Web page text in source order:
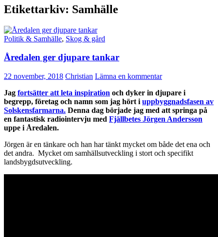
Etikettarkiv: Samhälle
Politik & Samhälle, Skog & gård
Åredalen ger djupare tankar
22 november, 2018 Christian Lämna en kommentar
Jag fortsätter att leta inspiration och dyker in djupare i
begrepp, företag och namn som jag hört i uppbyggnadsfasen av
Solskensfarmarna. Denna dag började jag med att springa på
en fantastisk radiointervju med Fjällbetes Jörgen Andersson
uppe i Åredalen.
Jörgen är en tänkare och han har tänkt mycket om både det ena och
det andra. Mycket om samhällsutveckling i stort och specifikt
landsbygdsutveckling.